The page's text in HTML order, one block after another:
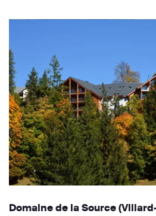
Domaine de la Source